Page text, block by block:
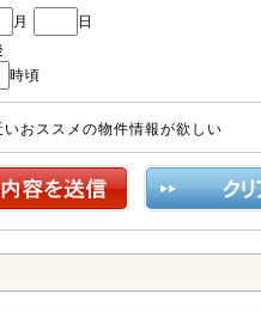
月
日
時頃
おススメの物件情報が欲しい